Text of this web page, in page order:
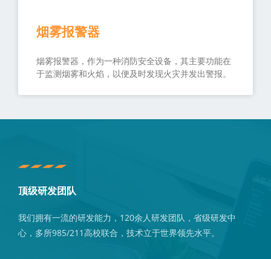
烟雾报警器
烟雾报警器，作为一种消防安全设备，其主要功能在
于监测烟雾和火焰，以便及时发现火灾并发出警报。
顶级研发团队
我们拥有一流的研发能力，120余人研发团队，省级研发中
心，多所985/211高校联合，技术立于世界领先水平。